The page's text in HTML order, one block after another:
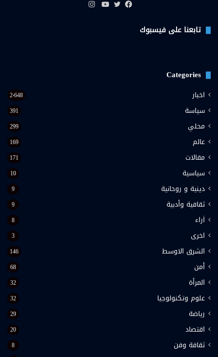
تابعنا على فيسبوك
Categories
اخبار 2٬648
سياسة 391
محلي 299
عالم 169
مقالات 171
سياسية 10
دينية و روحانية 9
ثقافية وأدبية 9
اَراء 8
اخرى 3
الشرق الاوسط 146
أمن 68
المرأة 32
علوم وتكنولوجيا 32
رياضة 29
اقتصاد 20
ثقافة وفن 8